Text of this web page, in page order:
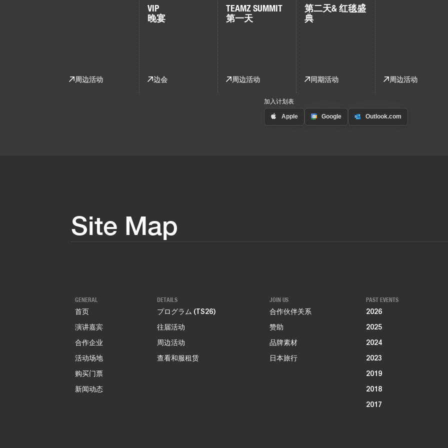
周边活动
VIP
晚宴
边会
TEAMZ SUMMIT
第一天
周边活动
第二天& 红毯盛
典
同期活动 周边活动
加入计划表
Site Map
GENERAL
首页
演讲嘉宾
合作企业
活动场地
购买门票
新闻动态
DETAILS
プログラム (TS26)
往届活动
周边活动
查看和服租赁
JOIN US
合作伙伴关系
赞助
品牌素材
日本旅行
PAST EVENTS
2026
2025
2024
2023
2019
2018
2017